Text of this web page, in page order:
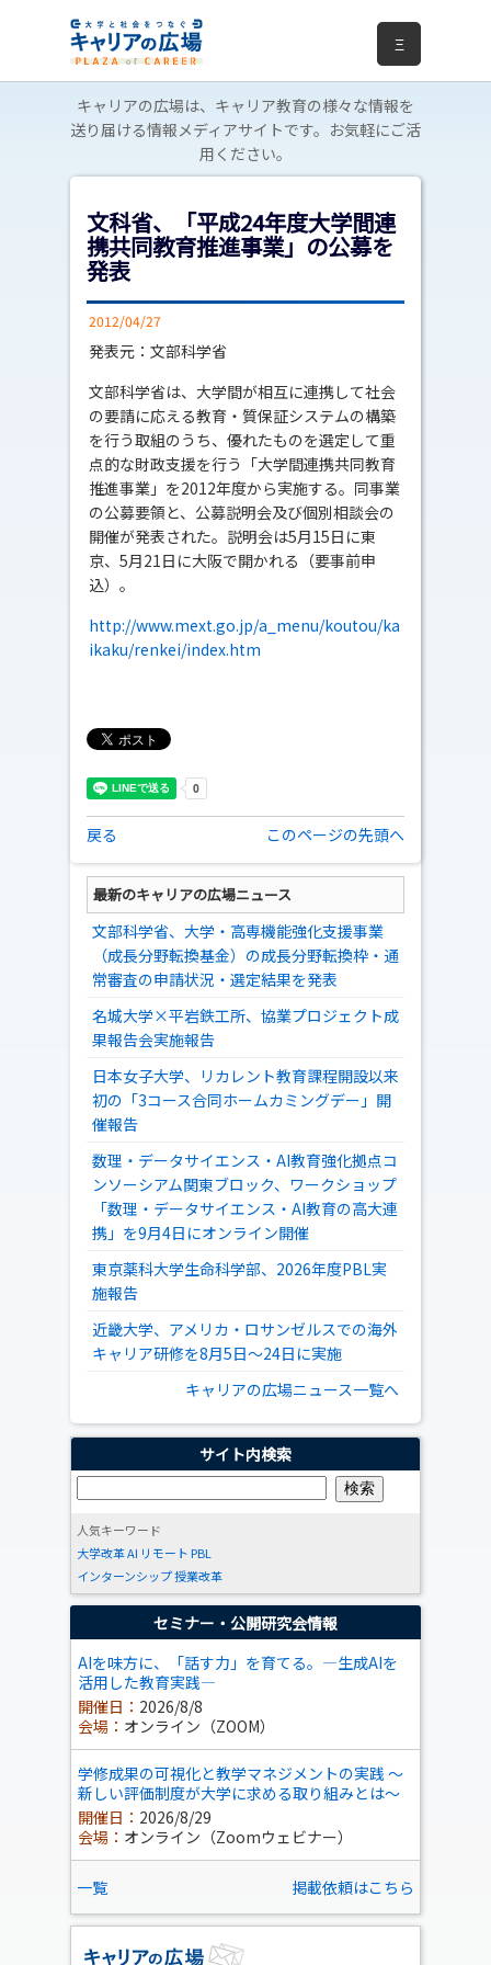
Ξ
キャリアの広場は、キャリア教育の様々な情報を
送り届ける情報メディアサイトです。お気軽にご活
用ください。
文科省、「平成24年度大学間連
携共同教育推進事業」の公募を
発表
2012/04/27
発表元：文部科学省
文部科学省は、大学間が相互に連携して社会
の要請に応える教育・質保証システムの構築
を行う取組のうち、優れたものを選定して重
点的な財政支援を行う「大学間連携共同教育
推進事業」を2012年度から実施する。同事業
の公募要領と、公募説明会及び個別相談会の
開催が発表された。説明会は5月15日に東
京、5月21日に大阪で開かれる（要事前申
込）。
http://www.mext.go.jp/a_menu/koutou/ka
ikaku/renkei/index.htm
戻る このページの先頭へ
最新のキャリアの広場ニュース
文部科学省、大学・高専機能強化支援事業
（成長分野転換基金）の成長分野転換枠・通
常審査の申請状況・選定結果を発表
名城大学×平岩鉄工所、協業プロジェクト成
果報告会実施報告
日本女子大学、リカレント教育課程開設以来
初の「3コース合同ホームカミングデー」開
催報告
数理・データサイエンス・AI教育強化拠点コ
ンソーシアム関東ブロック、ワークショップ
「数理・データサイエンス・AI教育の高大連
携」を9月4日にオンライン開催
東京薬科大学生命科学部、2026年度PBL実
施報告
近畿大学、アメリカ・ロサンゼルスでの海外
キャリア研修を8月5日～24日に実施
キャリアの広場ニュース一覧へ
サイト内検索
人気キーワード
大学改革AI リモート PBL
インターンシップ授業改革
セミナー・公開研究会情報
AIを味方に、「話す力」を育てる。―生成AIを
活用した教育実践―
開催日： 2026/8/8
会場： オンライン（ZOOM）
学修成果の可視化と教学マネジメントの実践 ～
新しい評価制度が大学に求める取り組みとは～
開催日： 2026/8/29
会場： オンライン（Zoomウェビナー）
一覧 掲載依頼はこちら